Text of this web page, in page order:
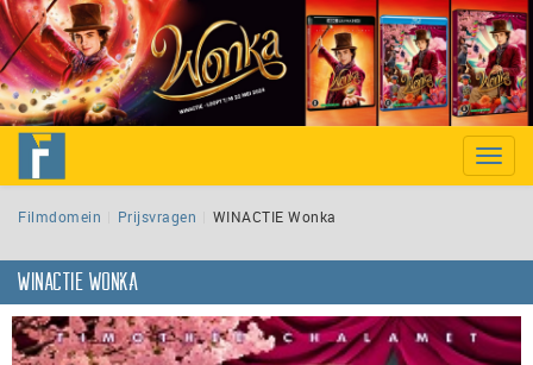
Toggle
Filmdomein Prijsvragen WINACTIE Wonka
WINACTIE Wonka